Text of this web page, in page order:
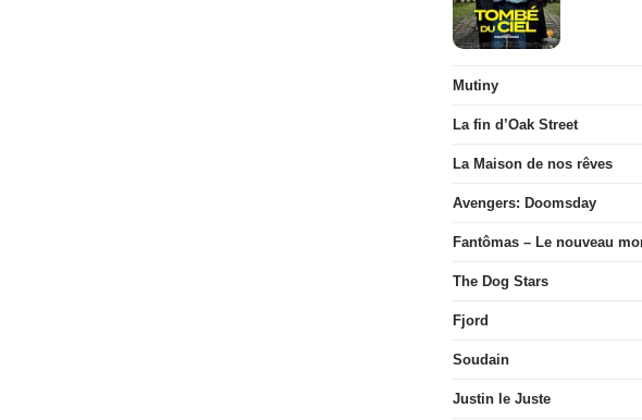
Mutiny
La fin d’Oak Street
La Maison de nos rêves
Avengers: Doomsday
Fantômas – Le nouveau
The Dog Stars
Fjord
Soudain
Justin le Juste